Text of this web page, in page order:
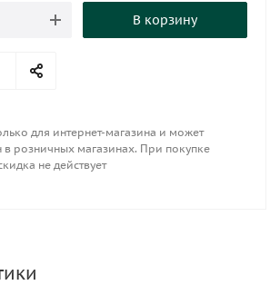
В корзину
для интернет-магазина и может
в розничных магазинах. При покупке
не действует